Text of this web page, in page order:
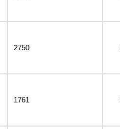
2750
1761